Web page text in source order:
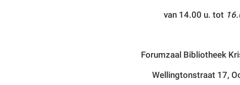
van 14.00 u. tot
Forumzaal Bibliotheek
Wellingtonstraat 17,